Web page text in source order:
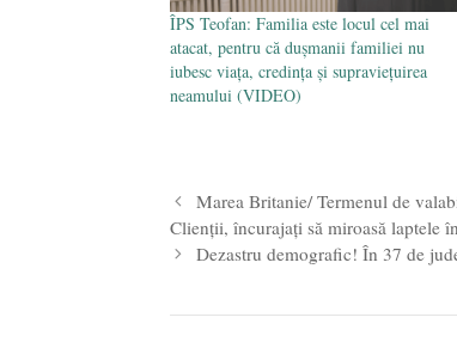
ÎPS Teofan: Familia este locul cel mai
atacat, pentru că dușmanii familiei nu
iubesc viața, credința și supraviețuirea
neamului (VIDEO)
Marea Britanie/ Termenul de
Clienții, încurajați să miroasă laptele
Dezastru demografic! În 37 de